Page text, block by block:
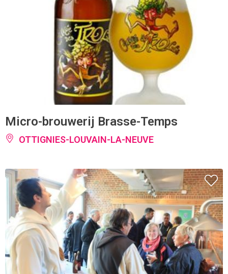
Micro-brouwerij Brasse-Temps
OTTIGNIES-LOUVAIN-LA-NEUVE